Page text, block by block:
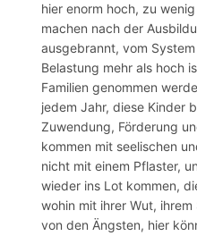
hier enorm hoch, zu
machen nach der
ausgebrannt, vom
Belastung mehr als hoch
Familien genommen
jedem Jahr, diese Kinder
Zuwendung, Förderung
kommen mit seelischen
nicht mit einem Pflaster,
wieder ins Lot kommen,
wohin mit ihrer Wut,
von den Ängsten, hier